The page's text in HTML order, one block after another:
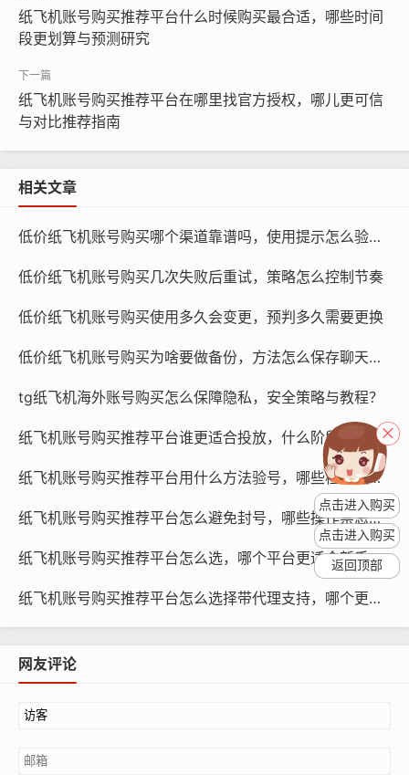
证，可以有效地防止信用卡信息泄露。
费用较高：信用卡支付通常需要支付一定的手续费，尤其
是在购买大额商品时，费用可能会相对较高。
纸飞机账号购买, 在线购买tg账号, 电报聊天账号购买,wdd
信用卡风险：信用卡容易被盗刷、欺诈等，存在一定的风
险。
支付宝付款
操作简单：支付宝支付只需在购物网站输入支付宝账号和
密码即可完成支付。
支付额度高：支付宝通常具有较大的支付额度，可以满足
一次性购买大量纸飞机账号的需求。
纸飞机账号购买推荐平台什么时候购买最合适，哪些时间
段更划算与预测研究
纸飞机账号购买推荐平台在哪里找官方授权，哪儿更可信
与对比推荐指南
相关文章
低价纸飞机账号购买哪个渠道靠谱吗，使用提示怎么验证真伪
低价纸飞机账号购买几次失败后重试，策略怎么控制节奏
低价纸飞机账号购买使用多久会变更，预判多久需要更换
低价纸飞机账号购买为啥要做备份，方法怎么保存聊天数据
tg纸飞机海外账号购买怎么保障隐私，安全策略与教程？
纸飞机账号购买推荐平台谁更适合投放，什么阶段选哪类账号与策略方法
纸飞机账号购买推荐平台用什么方法验号，哪些检查点有效与如何快速测试学习
纸飞机账号购买推荐平台怎么避免封号，哪些操作禁忌与为何要遵守规则教程
纸飞机账号购买推荐平台怎么选，哪个平台更适合新手教程指南学习与对比
纸飞机账号购买推荐平台怎么选择带代理支持，哪个更稳与如何使用提示评测
网友评论
点击进入购买
点击进入购买
返回顶部